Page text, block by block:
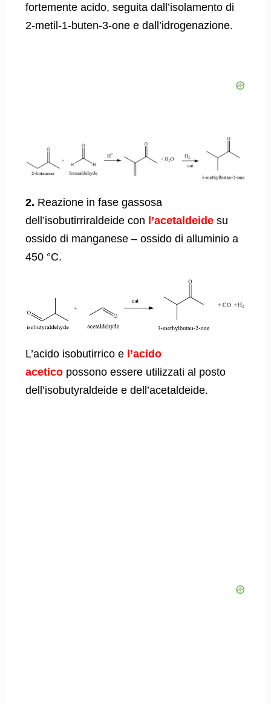
fortemente acido, seguita dall’isolamento di
2-metil-1-buten-3-one e dall’idrogenazione.
2. Reazione in fase gassosa
dell’isobutirriraldeide con l’acetaldeide su
ossido di manganese – ossido di alluminio a
450 °C.
L’acido isobutirrico e l’acido
acetico possono essere utilizzati al posto
dell’isobutyraldeide e dell’acetaldeide.